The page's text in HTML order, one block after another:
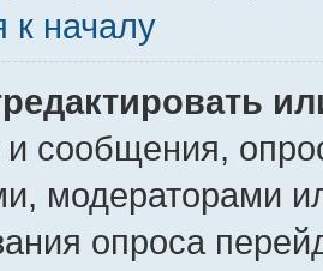
к началу
сообщения,
модераторами
опроса